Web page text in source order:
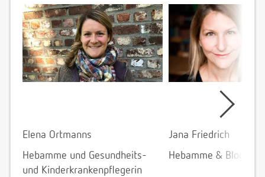
Elena Ortmanns
Hebamme und Gesundheits-
und Kinderkrankenpflegerin
Jana Friedrich
Hebamme &